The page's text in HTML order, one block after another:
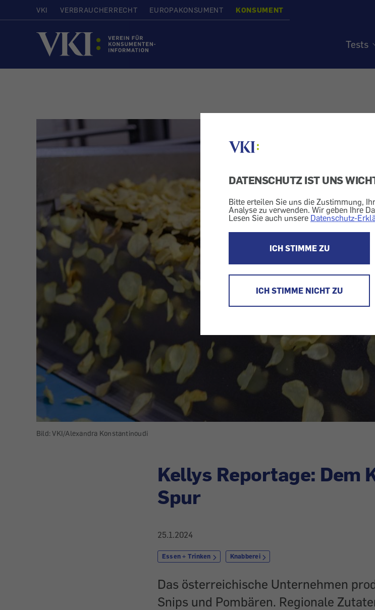
DATENSCHUTZ IST UNS
Bitte erteilen Sie uns die Zustimmung,
Analyse zu verwenden. Wir geben Ihre
Lesen Sie auch unsere Datenschutz-
ICH STIMME ZU
ICH STIMME NICHT ZU
VKI VERBRAUCHERRECHT EUROPAKONSUMENT KONSUMENT
Startseite
Tests
Bild: VKI/Alexandra Konstantinoudi
Kellys Reportage: Dem
Spur
25.1.2024
Essen + Trinken Knabberei
Das österreichische Unternehmen
Snips und Pombären. Regionale